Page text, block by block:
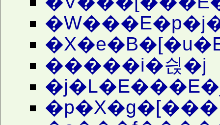
�����i�싅�j